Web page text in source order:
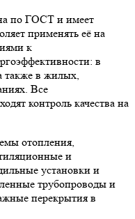
по ГОСТ и имеет
применять её на
к
в
также в жилых,
Все
контроль качества на
отопления,
и
установки и
трубопроводы и
перекрытия в